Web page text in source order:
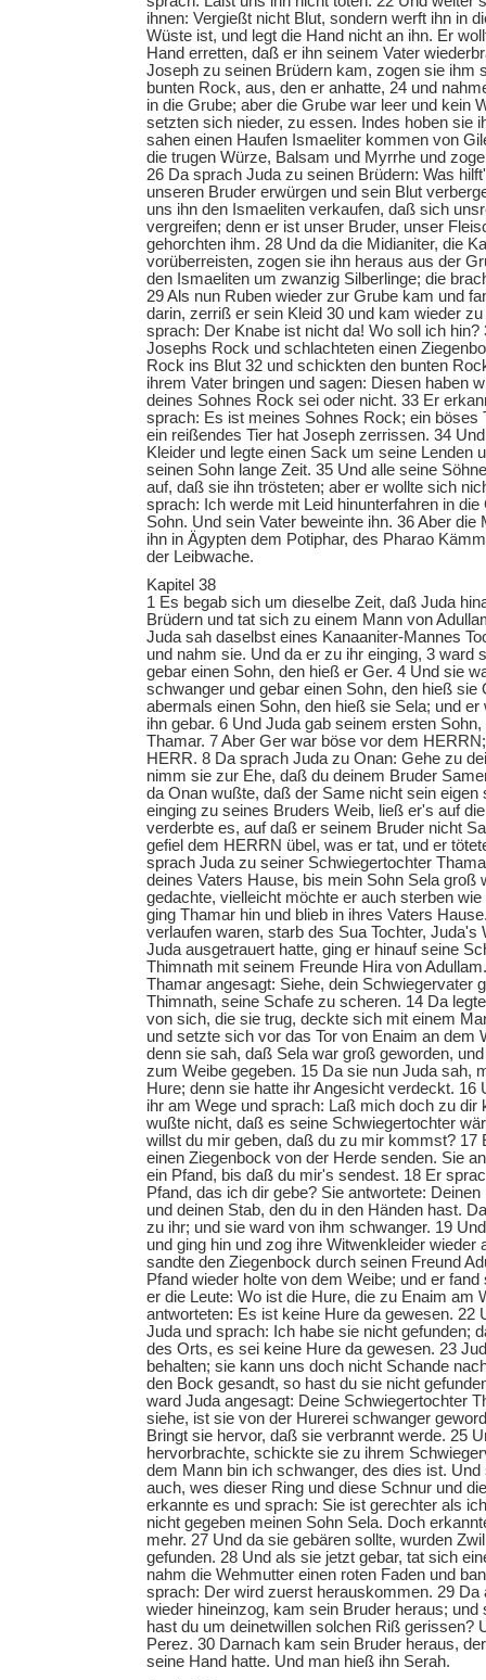
ihnen: Vergießt nicht Blut, sondern werft ihn in
Wüste ist, und legt die Hand nicht an ihn. Er
Hand erretten, daß er ihn seinem Vater
Joseph zu seinen Brüdern kam, zogen sie ihm
bunten Rock, aus, den er anhatte, 24 und
in die Grube; aber die Grube war leer und kein
setzten sich nieder, zu essen. Indes hoben sie
sahen einen Haufen Ismaeliter kommen von
die trugen Würze, Balsam und Myrrhe und
26 Da sprach Juda zu seinen Brüdern: Was
unseren Bruder erwürgen und sein Blut
uns ihn den Ismaeliten verkaufen, daß sich
vergreifen; denn er ist unser Bruder, unser
gehorchten ihm. 28 Und da die Midianiter, die
vorüberreisten, zogen sie ihn heraus aus der
den Ismaeliten um zwanzig Silberlinge; die
29 Als nun Ruben wieder zur Grube kam und
darin, zerriß er sein Kleid 30 und kam wieder
sprach: Der Knabe ist nicht da! Wo soll ich hin?
Josephs Rock und schlachteten einen
Rock ins Blut 32 und schickten den bunten
ihrem Vater bringen und sagen: Diesen haben
deines Sohnes Rock sei oder nicht. 33 Er
sprach: Es ist meines Sohnes Rock; ein böses
ein reißendes Tier hat Joseph zerrissen. 34
Kleider und legte einen Sack um seine Lenden
seinen Sohn lange Zeit. 35 Und alle seine
auf, daß sie ihn trösteten; aber er wollte sich
sprach: Ich werde mit Leid hinunterfahren in
Sohn. Und sein Vater beweinte ihn. 36 Aber die
ihn in Ägypten dem Potiphar, des Pharao
der Leibwache.
Kapitel 38
1 Es begab sich um dieselbe Zeit, daß Juda
Brüdern und tat sich zu einem Mann von
Juda sah daselbst eines Kanaaniter-Mannes
und nahm sie. Und da er zu ihr einging, 3 ward
gebar einen Sohn, den hieß er Ger. 4 Und sie
schwanger und gebar einen Sohn, den hieß sie
abermals einen Sohn, den hieß sie Sela; und
ihn gebar. 6 Und Juda gab seinem ersten
Thamar. 7 Aber Ger war böse vor dem
HERR. 8 Da sprach Juda zu Onan: Gehe zu
nimm sie zur Ehe, daß du deinem Bruder
da Onan wußte, daß der Same nicht sein eigen
einging zu seines Bruders Weib, ließ er's auf
verderbte es, auf daß er seinem Bruder nicht
gefiel dem HERRN übel, was er tat, und er
sprach Juda zu seiner Schwiegertochter
deines Vaters Hause, bis mein Sohn Sela groß
gedachte, vielleicht möchte er auch sterben wie
ging Thamar hin und blieb in ihres Vaters
verlaufen waren, starb des Sua Tochter, Juda's
Juda ausgetrauert hatte, ging er hinauf seine
Thimnath mit seinem Freunde Hira von
Thamar angesagt: Siehe, dein Schwiegervater
Thimnath, seine Schafe zu scheren. 14 Da
von sich, die sie trug, deckte sich mit einem
und setzte sich vor das Tor von Enaim an dem
denn sie sah, daß Sela war groß geworden,
zum Weibe gegeben. 15 Da sie nun Juda sah,
Hure; denn sie hatte ihr Angesicht verdeckt. 16
ihr am Wege und sprach: Laß mich doch zu dir
wußte nicht, daß es seine Schwiegertochter
willst du mir geben, daß du zu mir kommst? 17
einen Ziegenbock von der Herde senden. Sie
ein Pfand, bis daß du mir's sendest. 18 Er
Pfand, das ich dir gebe? Sie antwortete:
und deinen Stab, den du in den Händen hast.
zu ihr; und sie ward von ihm schwanger. 19
und ging hin und zog ihre Witwenkleider wieder
sandte den Ziegenbock durch seinen Freund
Pfand wieder holte von dem Weibe; und er
er die Leute: Wo ist die Hure, die zu Enaim am
antworteten: Es ist keine Hure da gewesen. 22
Juda und sprach: Ich habe sie nicht gefunden;
des Orts, es sei keine Hure da gewesen. 23
behalten; sie kann uns doch nicht Schande
den Bock gesandt, so hast du sie nicht
ward Juda angesagt: Deine Schwiegertochter
siehe, ist sie von der Hurerei schwanger
Bringt sie hervor, daß sie verbrannt werde. 25
hervorbrachte, schickte sie zu ihrem
dem Mann bin ich schwanger, des dies ist.
auch, wes dieser Ring und diese Schnur und
erkannte es und sprach: Sie ist gerechter als
nicht gegeben meinen Sohn Sela. Doch
mehr. 27 Und da sie gebären sollte, wurden
gefunden. 28 Und als sie jetzt gebar, tat sich
nahm die Wehmutter einen roten Faden und
sprach: Der wird zuerst herauskommen. 29 Da
wieder hineinzog, kam sein Bruder heraus; und
hast du um deinetwillen solchen Riß gerissen?
Perez. 30 Darnach kam sein Bruder heraus,
seine Hand hatte. Und man hieß ihn Serah.